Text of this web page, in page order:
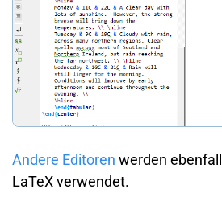
Andere Editoren werden
LaTeX verwendet.